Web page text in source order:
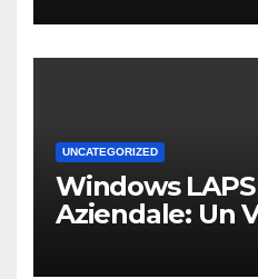
Casa o
UNCATEGORIZED
Windows
Aziendale: Un